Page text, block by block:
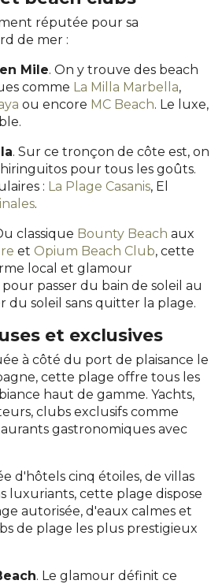
réputée pour sa
de mer :
Mile. On y trouve des beach
comme La Milla Marbella,
ou encore MC Beach. Le luxe,
. Sur ce tronçon de côte est, on
pour tous les goûts.
: La Plage Casanis, El
.
classique Bounty Beach aux
et Opium Beach Club, cette
local et glamour
passer du bain de soleil au
du soleil sans quitter la plage.
et exclusives
à côté du port de plaisance le
cette plage offre tous les
haut de gamme. Yachts,
clubs exclusifs comme
gastronomiques avec
d'hôtels cinq étoiles, de villas
luxuriants, cette plage dispose
autorisée, d'eaux calmes et
de plage les plus prestigieux
. Le glamour définit ce